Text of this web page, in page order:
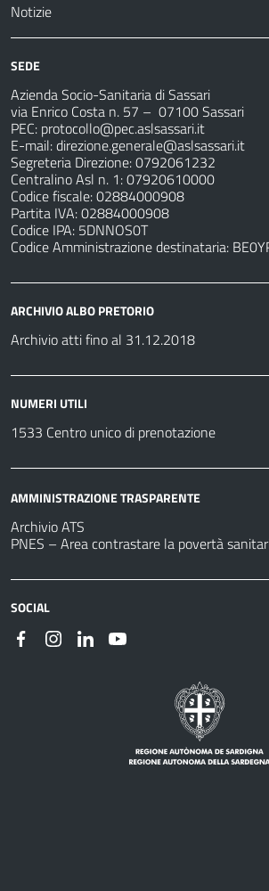
Notizie
SEDE
Azienda Socio-Sanitaria di Sassari
via Enrico Costa n. 57 – 07100 Sassari
PEC: protocollo@pec.aslsassari.it
E-mail:direzione.generale@aslsassari.it
Segreteria Direzione: 0792061232
Centralino Asl n. 1: 07920610000
Codice fiscale: 02884000908
Partita IVA: 02884000908
Codice IPA: 5DNNOS0T
Codice Amministrazione destinataria:
ARCHIVIO ALBO PRETORIO
Archivio atti fino al 31.12.2018
NUMERI UTILI
1533 Centro unico di prenotazione
AMMINISTRAZIONE TRASPARENTE
Archivio ATS
PNES – Area contrastare la povertà
SOCIAL